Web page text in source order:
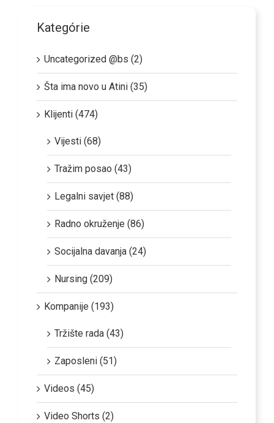
Kategórie
Uncategorized @bs (2)
Šta ima novo u Atini (35)
Klijenti (474)
Vijesti (68)
Tražim posao (43)
Legalni savjet (88)
Radno okruženje (86)
Socijalna davanja (24)
Nursing (209)
Kompanije (193)
Tržište rada (43)
Zaposleni (51)
Videos (45)
Video Shorts (2)